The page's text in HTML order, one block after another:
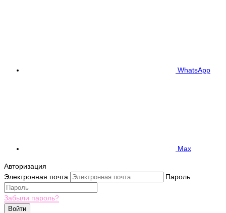
WhatsApp
Max
Авторизация
Электронная почта
Пароль
Забыли пароль?
Войти